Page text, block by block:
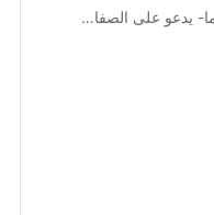
يدعو على الصفا…